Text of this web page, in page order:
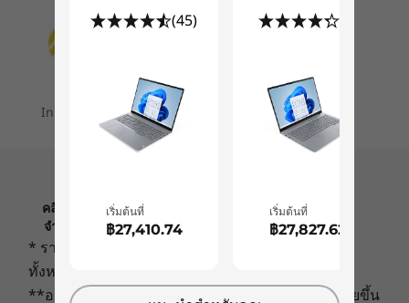
จะทำงานในที่ที่มีแสงสลัว แต่ประสิทธิภาพการ
ทำงานก็จะไม่ลดลง ทัชแพดมีขนาดใหญ่กว่ารุ่น
ก่อนๆ และผลิตจากกระจก คุณจึงใช้งานได้อย่างราบ
ยกระดับการประชุมออนไลน์ขึ้นไปอีกขั้น
Dual-microphone array
Dolby Atmos
1080p FHD hybrid infrared (IR)
Ports / Slots
USB-C Thunderbolt™ 4
USB-C 3.2 Gen 2
2 x USB-A 3.2 Gen 2
Headphone / mic combo
Optional Pogo-pin connector
2 x USB-A 3.2 Gen 2
-AC power in
Installment plans are available for your order
ThinkBook 16p Gen 4 (16″ Intel)
คลิกเพื่อดูข้อมูลที่สำคัญเกี่ยวกับการกำหนดราคา ข้อ
(45)
เริ่มต้นที่
฿27,410.74
(8)
เริ่มต้นที่
฿27,827.62